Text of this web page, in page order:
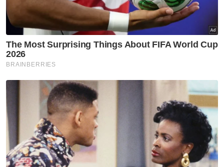
Lidah Pengarang
Teruja berkonvoi jangan
sampai hilang nyawa